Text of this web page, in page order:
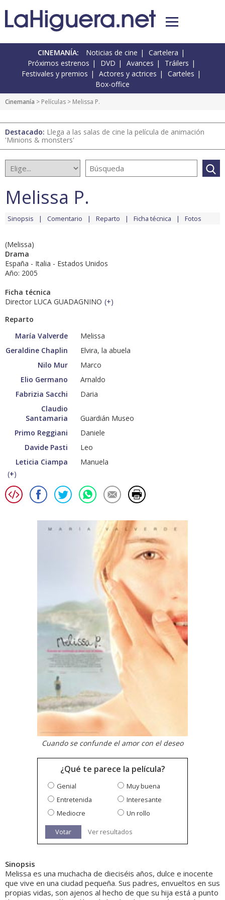
CINEMANÍA: Noticias de cine
Cartelera
Próximos estrenos
DVD Avances
Tráilers
Festivales y premios
Actores y actrices
Carteles
Box-office
Cinemanía > Películas > Melissa P.
Destacado: Llega a las salas de cine la película de animación
'Minions & monsters'
Melissa P.
Sinopsis Comentario Reparto Ficha técnica Fotos
(Melissa)
Drama
España - Italia - Estados Unidos
Año: 2005
Ficha técnica
Director LUCA GUADAGNINO (+)
Reparto
María Valverde
Melissa
Geraldine Chaplin
Elvira, la abuela
Nilo Mur
Marco
Elio Germano
Arnaldo
Fabrizia Sacchi
Daria
Claudio
Santamaria
Guardián Museo
Primo Reggiani
Daniele
Davide Pasti
Leo
Leticia Ciampa
Manuela
(+)
Cuando se confunde el amor con el deseo
¿Qué te parece la película?
Genial
Muy buena
Entretenida
Interesante
Mediocre
Un rollo
Votar Ver resultados
Sinopsis
Melissa es una muchacha de dieciséis años, dulce e inocente
que vive en una ciudad pequeña. Sus padres, envueltos en sus
propias vidas, son ajenos al hecho de que su hija está a punto